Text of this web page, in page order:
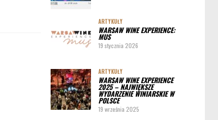
ARTYKUŁY
WARSAW WINE EXPERIENCE:
MUS
19 stycznia 2026
ARTYKUŁY
WARSAW WINE EXPERIENCE
2025 – NAJWIĘKSZE
WYDARZENIE WINIARSKIE W
POLSCE
19 września 2025